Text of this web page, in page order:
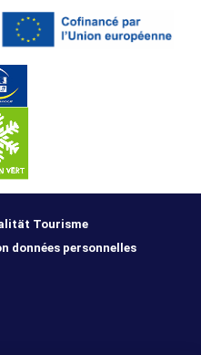
Tourisme
données personnelles